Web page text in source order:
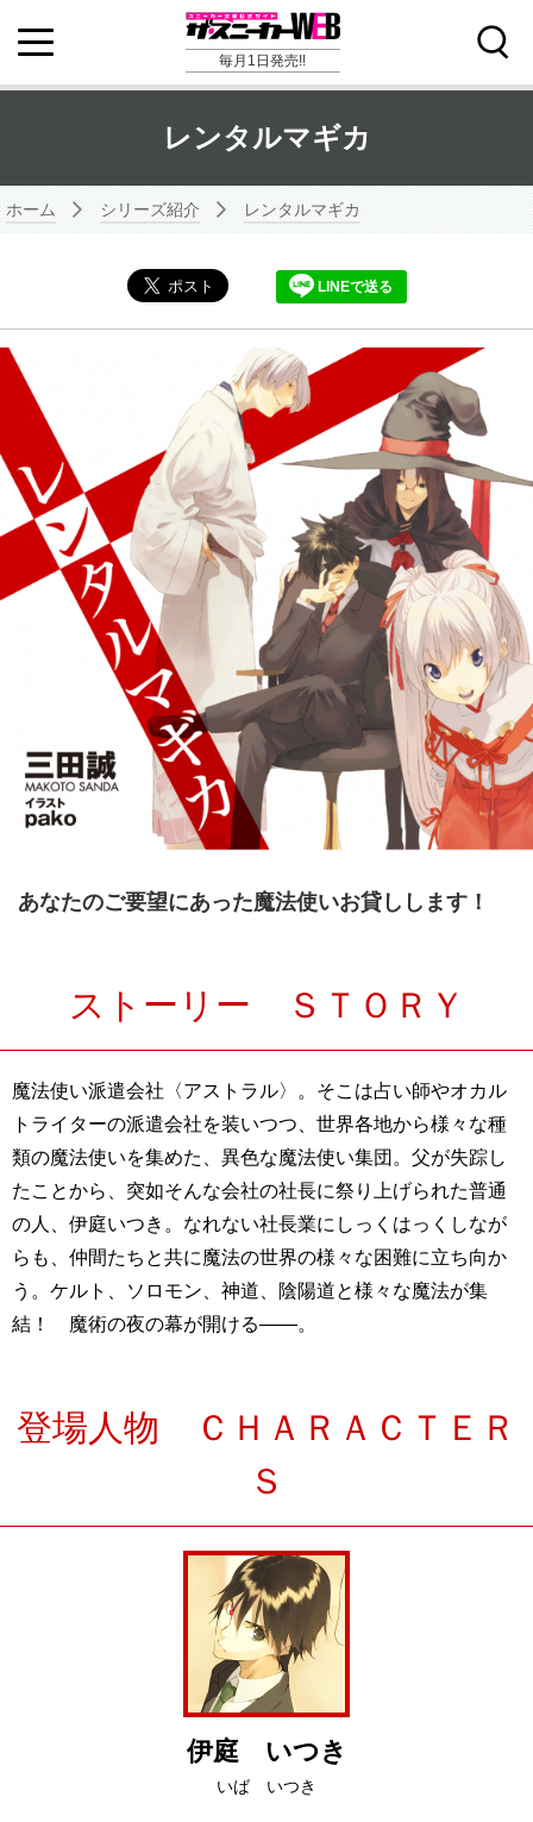
毎月1日発売!!
レンタルマギカ
ホーム シリーズ紹介 レンタルマギカ
LINEで送る
あなたのご要望にあった魔法使いお貸しします！
ストーリー ＳＴＯＲＹ
魔法使い派遣会社〈アストラル〉。そこは占い師やオカル
トライターの派遣会社を装いつつ、世界各地から様々な種
類の魔法使いを集めた、異色な魔法使い集団。父が失踪し
たことから、突如そんな会社の社長に祭り上げられた普通
の人、伊庭いつき。なれない社長業にしっくはっくしなが
らも、仲間たちと共に魔法の世界の様々な困難に立ち向か
う。ケルト、ソロモン、神道、陰陽道と様々な魔法が集
結！ 魔術の夜の幕が開ける——。
登場人物 ＣＨＡＲＡＣＴＥＲ
Ｓ
伊庭 いつき
いば いつき